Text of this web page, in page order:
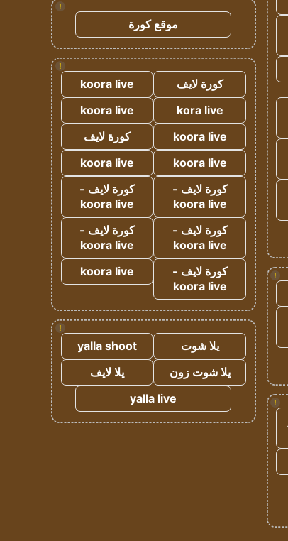
!
!
!
موقع كورة
!
كورة لايف
koora live
kora live
koora live
koora live
كورة لايف
koora live
koora live
كورة لايف -
koora live
كورة لايف -
koora live
كورة لايف -
koora live
كورة لايف -
koora live
كورة لايف -
koora live
koora live
!
يلا شوت
yalla shoot
يلا شوت زون
يلا لايف
yalla live